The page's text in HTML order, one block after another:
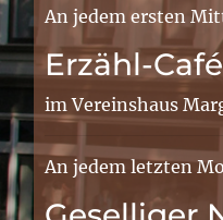
An jedem ersten
Erzähl-Café
im Vereinshaus
An jedem letzten